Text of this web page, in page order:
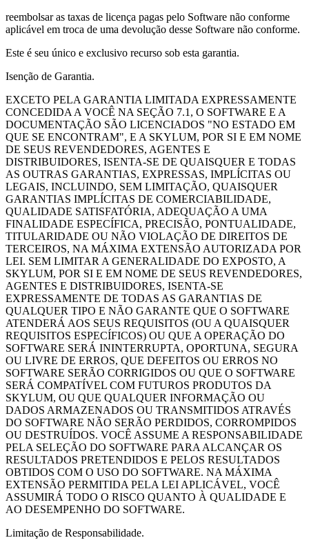
reembolsar as taxas de licença pagas pelo Software não conforme
aplicável em troca de uma devolução desse Software não conforme.
Este é seu único e exclusivo recurso sob esta garantia.
Isenção de Garantia.
EXCETO PELA GARANTIA LIMITADA EXPRESSAMENTE
CONCEDIDA A VOCÊ NA SEÇÃO 7.1, O SOFTWARE E A
DOCUMENTAÇÃO SÃO LICENCIADOS "NO ESTADO EM
QUE SE ENCONTRAM", E A SKYLUM, POR SI E EM NOME
DE SEUS REVENDEDORES, AGENTES E
DISTRIBUIDORES, ISENTA-SE DE QUAISQUER E TODAS
AS OUTRAS GARANTIAS, EXPRESSAS, IMPLÍCITAS OU
LEGAIS, INCLUINDO, SEM LIMITAÇÃO, QUAISQUER
GARANTIAS IMPLÍCITAS DE COMERCIABILIDADE,
QUALIDADE SATISFATÓRIA, ADEQUAÇÃO A UMA
FINALIDADE ESPECÍFICA, PRECISÃO, PONTUALIDADE,
TITULARIDADE OU NÃO VIOLAÇÃO DE DIREITOS DE
TERCEIROS, NA MÁXIMA EXTENSÃO AUTORIZADA POR
LEI. SEM LIMITAR A GENERALIDADE DO EXPOSTO, A
SKYLUM, POR SI E EM NOME DE SEUS REVENDEDORES,
AGENTES E DISTRIBUIDORES, ISENTA-SE
EXPRESSAMENTE DE TODAS AS GARANTIAS DE
QUALQUER TIPO E NÃO GARANTE QUE O SOFTWARE
ATENDERÁ AOS SEUS REQUISITOS (OU A QUAISQUER
REQUISITOS ESPECÍFICOS) OU QUE A OPERAÇÃO DO
SOFTWARE SERÁ ININTERRUPTA, OPORTUNA, SEGURA
OU LIVRE DE ERROS, QUE DEFEITOS OU ERROS NO
SOFTWARE SERÃO CORRIGIDOS OU QUE O SOFTWARE
SERÁ COMPATÍVEL COM FUTUROS PRODUTOS DA
SKYLUM, OU QUE QUALQUER INFORMAÇÃO OU
DADOS ARMAZENADOS OU TRANSMITIDOS ATRAVÉS
DO SOFTWARE NÃO SERÃO PERDIDOS, CORROMPIDOS
OU DESTRUÍDOS. VOCÊ ASSUME A RESPONSABILIDADE
PELA SELEÇÃO DO SOFTWARE PARA ALCANÇAR OS
RESULTADOS PRETENDIDOS E PELOS RESULTADOS
OBTIDOS COM O USO DO SOFTWARE. NA MÁXIMA
EXTENSÃO PERMITIDA PELA LEI APLICÁVEL, VOCÊ
ASSUMIRÁ TODO O RISCO QUANTO À QUALIDADE E
AO DESEMPENHO DO SOFTWARE.
Limitação de Responsabilidade.